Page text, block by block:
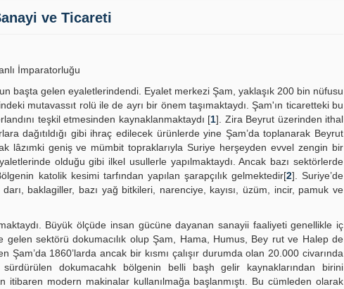
ve Ticareti
İmparatorluğu
başta gelen eyaletlerindendi. Eyalet merkezi Şam, yaklaşık 200 bin nüfusu
mutavassıt rolü ile de ayrı bir önem taşımaktaydı. Şam'ın ticaretteki bu
teşkil etmesinden kaynaklanmaktaydı [1]. Zira Beyrut üzerinden ithal
dağıtıldığı gibi ihraç edilecek ürünlerde yine Şam’da toplanarak Beyrut
lâzımki geniş ve mümbit topraklarıyla Suriye herşeyden evvel zengin bir
olduğu gibi ilkel usullerle yapılmaktaydı. Ancak bazı sektörlerde
katolik kesimi tarfından yapılan şarapçılık gelmektedir[2]. Suriye’de
baklagiller, bazı yağ bitkileri, narenciye, kayısı, üzüm, incir, pamuk ve
Büyük ölçüde insan gücüne dayanan sanayii faaliyeti genellikle iç
gelen sektörü dokumacılık olup Şam, Hama, Humus, Bey rut ve Halep de
1860’larda ancak bir kısmı çalışır durumda olan 20.000 civarında
dokumacahk bölgenin belli başh gelir kaynaklarından birini
itibaren modern makinalar kullanılmağa başlanmıştı. Bu cümleden olarak